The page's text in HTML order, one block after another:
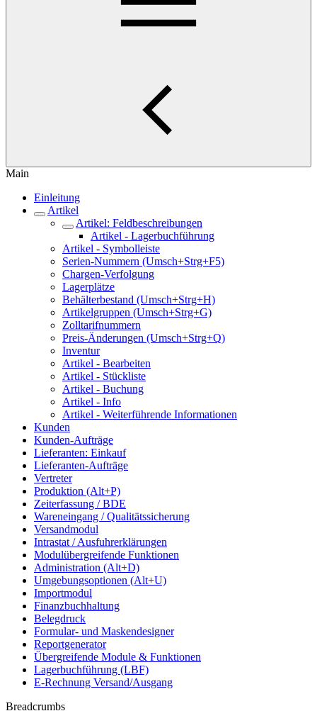
Main
Einleitung
Artikel
Artikel: Feldbeschreibungen
Artikel - Lagerbuchführung
Artikel - Symbolleiste
Serien-Nummern (Umsch+Strg+F5)
Chargen-Verfolgung
Lagerplätze
Behälterbestand (Umsch+Strg+H)
Artikelgruppen (Umsch+Strg+G)
Zolltarifnummern
Preis-Änderungen (Umsch+Strg+Q)
Inventur
Artikel - Bearbeiten
Artikel - Stückliste
Artikel - Buchung
Artikel - Info
Artikel - Weiterführende Informationen
Kunden
Kunden-Aufträge
Lieferanten: Einkauf
Lieferanten-Aufträge
Vertreter
Produktion (Alt+P)
Zeiterfassung / BDE
Wareneingang / Qualitätssicherung
Versandmodul
Intrastat / Ausfuhrerklärungen
Modulübergreifende Funktionen
Administration (Alt+D)
Umgebungsoptionen (Alt+U)
Importmodul
Finanzbuchhaltung
Belegdruck
Formular- und Maskendesigner
Reportgenerator
Übergreifende Module & Funktionen
Lagerbuchführung (LBF)
E-Rechnung Versand/Ausgang
Breadcrumbs